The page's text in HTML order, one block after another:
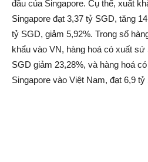
đầu của Singapore. Cụ thể, xuất
Singapore đạt 3,37 tỷ SGD, tăng
tỷ SGD, giảm 5,92%. Trong số
khẩu vào VN, hàng hoá có xuất sứ
SGD giảm 23,28%, và hàng hoá
Singapore vào Việt Nam, đạt 6,9